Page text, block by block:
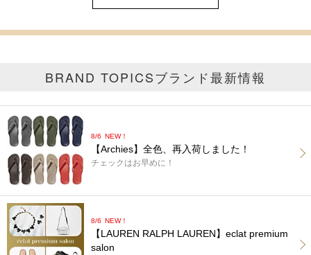
BRAND TOPICSブランド最新情報
8/6 NEW！
【Archies】全色、再入荷しました！
チェックはお早めに！
8/6 NEW！
【LAUREN RALPH LAUREN】eclat premium
salon